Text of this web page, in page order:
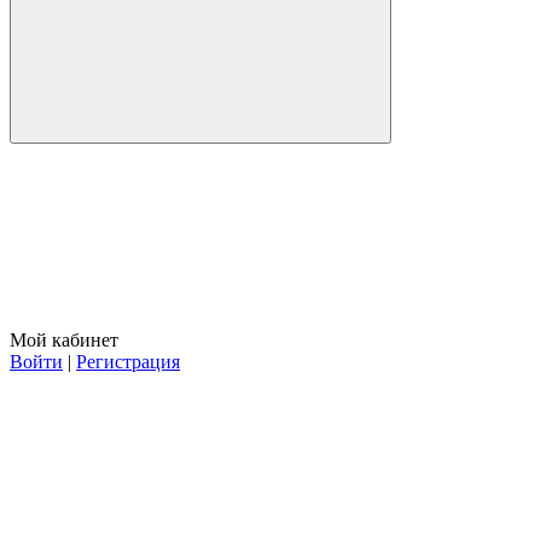
Мой кабинет
Войти | Регистрация